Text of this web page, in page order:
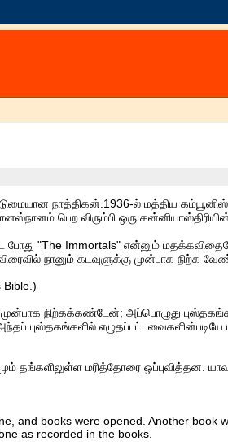
நாத்திகன்.1936-ல் மத்திய
பெற விரும்பி ஒரு
"The Immortals" என்னும்
நானும் கடவுளுக்கு முன்பாக நிற்க
Bible.)
முன்பாக நிற்கக்கண்டேன்; அப்பொழுது
புஸ்தகங்களில்
தங்களிலுள்ள மரித்தோரை ஒப்புவித்தன.
and books were opened. Another book
as recorded in the books.